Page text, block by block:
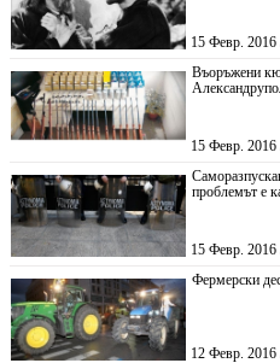
15 Февр. 2016
Въоръжени
15 Февр. 2016
проблемът е
15 Февр. 2016
Фермерски
12 Февр. 2016